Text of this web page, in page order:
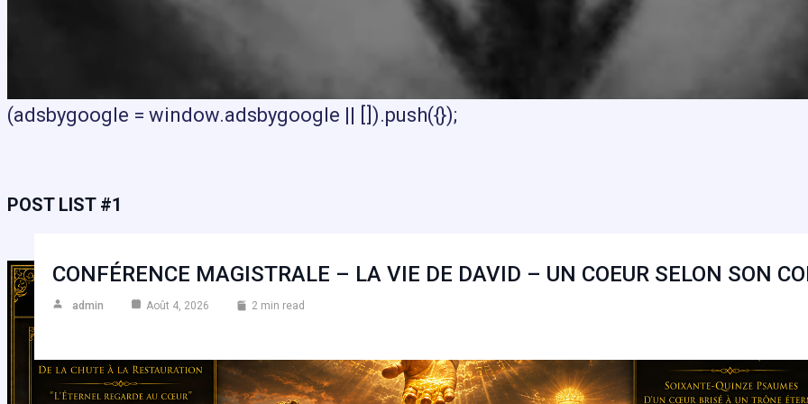
(adsbygoogle = window.adsbygoogle || []).push({});
POST LIST #1
CONFÉRENCE MAGISTRALE – LA VIE DE DAVID – UN COEUR SELON SON
admin Août 4, 2026 2 min read